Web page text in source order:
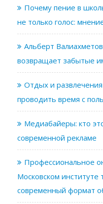
Почему пение в
не только голос:
Альберт
возвращает забытые
Отдых и
проводить время с
Медиабайеры: кто
современной рекламе
Профессиональное
Московском институте
современный формат